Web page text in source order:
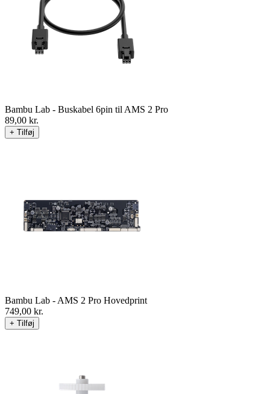
Bambu Lab - Buskabel 6pin til AMS 2 Pro
89,00 kr.
+ Tilføj
Bambu Lab - AMS 2 Pro Hovedprint
749,00 kr.
+ Tilføj